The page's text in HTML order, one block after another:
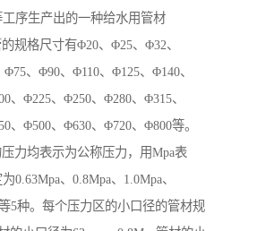
序生产出的一种给水用管材
规格尺寸有Φ20、Φ25、Φ32、
、Φ90、Φ110、Φ125、Φ140、
、Φ225、Φ250、Φ280、Φ315、
、Φ500、Φ630、Φ720、Φ800等。
力均表示为公称压力，用Mpa表
0.63Mpa、0.8Mpa、1.0Mpa、
5种。每个压力区的小口径的管材规